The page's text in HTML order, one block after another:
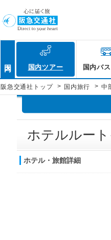
国内ツアー 国内バ
阪急交通社トップ > 国内旅行 > 中
ホテルルー
ホテル・旅館詳細